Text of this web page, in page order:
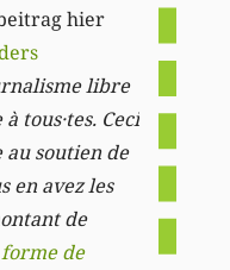
hier
libre
tous·tes. Ceci
au soutien de
en avez les
de
de